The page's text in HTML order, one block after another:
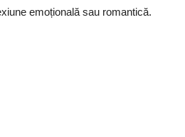
emoțională sau romantică.